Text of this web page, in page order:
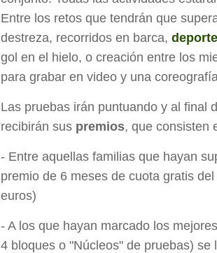
Entre los retos que tendrán que
destreza, recorridos en barca,
gol en el hielo, o creación entre los
para grabar en video y una
Las pruebas irán puntuando y al final
recibirán sus premios, que consisten
- Entre aquellas familias que hayan
premio de 6 meses de cuota gratis
euros)
- A los que hayan marcado los
4 bloques o "Núcleos" de pruebas)